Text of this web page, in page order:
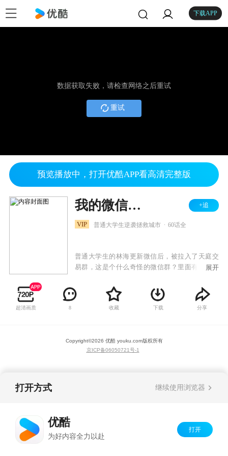
下载APP
数据获取失败，请检查网络之后重试
重试
预览播放中，打开优酷APP看高清完整版
我的微信连三界 第三季 +追
VIP 普通大学生逆袭拯救城市 60话全
普通大学生的林海更新微信后，被拉入了天庭交
易群，这是个什么奇怪的微信群？里面有人叫孙
都是骗子吧？但是让林海想不到的是，他们居然
可以交易各种神丹妙药，还有绝世武功秘籍！让
林海从个普通平凡的大学生，摇身一变成为救世
展开
超清画质 8 收藏 下载 分享
Copyright©2026 优酷 youku.com版权所有
京ICP备06050721号-1
打开方式 继续使用浏览器
优酷
为好内容全力以赴
打开